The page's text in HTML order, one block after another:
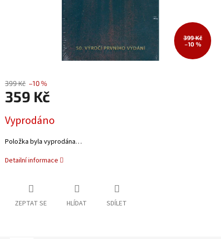
399 Kč
–10 %
399 Kč –10 %
359 Kč
cena:
Vyprodáno
Položka byla vyprodána…
Detailní informace
ZEPTAT SE HLÍDAT SDÍLET